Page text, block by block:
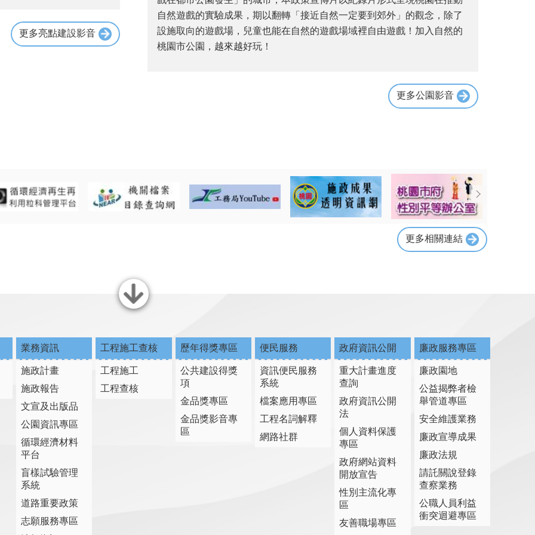
更多亮點建設影音
自然遊戲的實驗成果，期以翻轉「接近自然一定要到郊外」的觀念，除了
設施取向的遊戲場，兒童也能在自然的遊戲場域裡自由遊戲！加入自然的
桃園市公園，越來越好玩！
更多公園影音
更多相關連結
關閉
業務資訊
施政計畫
施政報告
文宣及出版品
公園資訊專區
循環經濟材料
平台
盲樣試驗管理
系統
道路重要政策
志願服務專區
工程施工查核
工程施工
工程查核
歷年得獎專區
公共建設得獎
項
金品獎專區
金品獎影音專
區
便民服務
資訊便民服務
系統
檔案應用專區
工程名詞解釋
網路社群
政府資訊公開
重大計畫進度
查詢
政府資訊公開
法
個人資料保護
專區
政府網站資料
開放宣告
性別主流化專
區
友善職場專區
廉政服務專區
廉政園地
公益揭弊者檢
舉管道專區
安全維護業務
廉政宣導成果
廉政法規
請託關說登錄
查察業務
公職人員利益
衝突迴避專區